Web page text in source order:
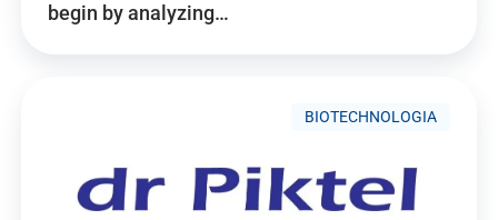
begin by analyzing…
BIOTECHNOLOGIA